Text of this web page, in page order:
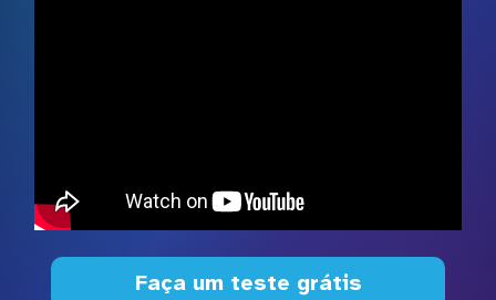
Faça um teste grátis